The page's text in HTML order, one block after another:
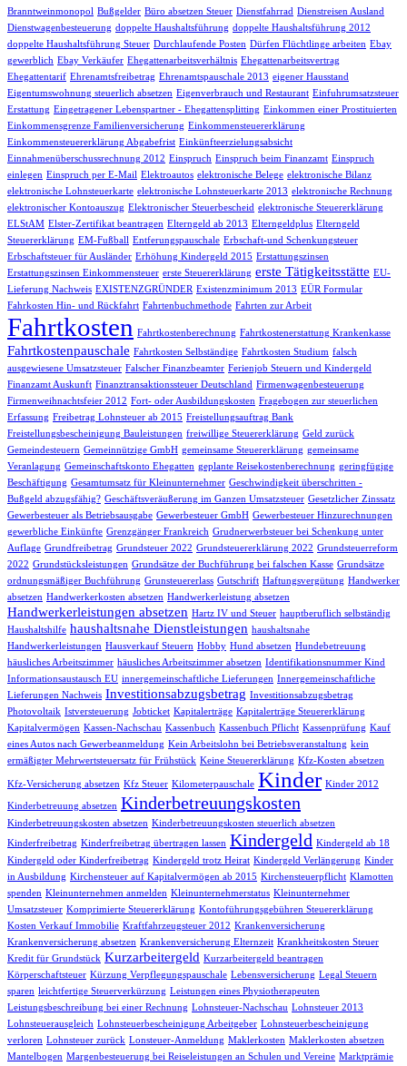
Branntweinmonopol Bußgelder Büro absetzen Steuer Dienstfahrrad Dienstreisen Ausland
Dienstwagenbesteuerung doppelte Haushaltsführung doppelte Haushaltsführung 2012
doppelte Haushaltsführung Steuer Durchlaufende Posten Dürfen Flüchtlinge arbeiten Ebay
gewerblich Ebay Verkäufer Ehegattenarbeitsverhältnis Ehegattenarbeitsvertrag
Ehegattentarif Ehrenamtsfreibetrag Ehrenamtspauschale 2013 eigener Hausstand
Eigentumswohnung steuerlich absetzen Eigenverbrauch und Restaurant Einfuhrumsatzsteuer
Erstattung Eingetragener Lebenspartner - Ehegattensplitting Einkommen einer Prostituierten
Einkommensgrenze Familienversicherung Einkommensteuererklärung
Einkommensteuererklärung Abgabefrist Einkünfteerzielungsabsicht
Einnahmenüberschussrechnung 2012 Einspruch Einspruch beim Finanzamt Einspruch
einlegen Einspruch per E-Mail Elektroautos elektronische Belege elektronische Bilanz
elektronische Lohnsteuerkarte elektronische Lohnsteuerkarte 2013 elektronische Rechnung
elektronischer Kontoauszug Elektronischer Steuerbescheid elektronische Steuererklärung
ELStAM Elster-Zertifikat beantragen Elterngeld ab 2013 Elterngeldplus Elterngeld
Steuererklärung EM-Fußball Entferungspauschale Erbschaft-und Schenkungsteuer
Erbschaftsteuer für Ausländer Erhöhung Kindergeld 2015 Erstattungszinsen
Erstattungszinsen Einkommensteuer erste Steuererklärung erste Tätigkeitsstätte EU-
Lieferung Nachweis EXISTENZGRÜNDER Existenzminimum 2013 EÜR Formular
Fahrkosten Hin- und Rückfahrt Fahrtenbuchmethode Fahrten zur Arbeit
Fahrtkosten Fahrtkostenberechnung Fahrtkostenerstattung Krankenkasse
Fahrtkostenpauschale Fahrtkosten Selbständige Fahrtkosten Studium falsch
ausgewiesene Umsatzsteuer Falscher Finanzbeamter Ferienjob Steuern und Kindergeld
Finanzamt Auskunft Finanztransaktionssteuer Deutschland Firmenwagenbesteuerung
Firmenweihnachtsfeier 2012 Fort- oder Ausbildungskosten Fragebogen zur steuerlichen
Erfassung Freibetrag Lohnsteuer ab 2015 Freistellungsauftrag Bank
Freistellungsbescheinigung Bauleistungen freiwillige Steuererklärung Geld zurück
Gemeindesteuern Gemeinnützige GmbH gemeinsame Steuererklärung gemeinsame
Veranlagung Gemeinschaftskonto Ehegatten geplante Reisekostenberechnung geringfügige
Beschäftigung Gesamtumsatz für Kleinunternehmer Geschwindigkeit überschritten -
Bußgeld abzugsfähig? Geschäftsveräußerung im Ganzen Umsatzsteuer Gesetzlicher Zinssatz
Gewerbesteuer als Betriebsausgabe Gewerbesteuer GmbH Gewerbesteuer Hinzurechnungen
gewerbliche Einkünfte Grenzgänger Frankreich Grudnerwerbsteuer bei Schenkung unter
Auflage Grundfreibetrag Grundsteuer 2022 Grundsteuererklärung 2022 Grundsteuerreform
2022 Grundstücksleistungen Grundsätze der Buchführung bei falschen Kasse Grundsätze
ordnungsmäßiger Buchführung Grunsteuererlass Gutschrift Haftungsvergütung Handwerker
absetzen Handwerkerkosten absetzen Handwerkerleistung absetzen
Handwerkerleistungen absetzen Hartz IV und Steuer hauptberuflich selbständig
Haushaltshilfe haushaltsnahe Dienstleistungen haushaltsnahe
Handwerkerleistungen Hausverkauf Steuern Hobby Hund absetzen Hundebetreuung
häusliches Arbeitszimmer häusliches Arbeitszimmer absetzen Identifikationsnummer Kind
Informationsaustausch EU innergemeinschaftliche Lieferungen Innergemeinschaftliche
Lieferungen Nachweis Investitionsabzugsbetrag Investitionsabzugsbetrag
Photovoltaik Istversteuerung Jobticket Kapitalerträge Kapitalerträge Steuererklärung
Kapitalvermögen Kassen-Nachschau Kassenbuch Kassenbuch Pflicht Kassenprüfung Kauf
eines Autos nach Gewerbeanmeldung Kein Arbeitslohn bei Betriebsveranstaltung kein
ermäßigter Mehrwertsteuersatz für Frühstück Keine Steuererklärung Kfz-Kosten absetzen
Kfz-Versicherung absetzen Kfz Steuer Kilometerpauschale Kinder Kinder 2012
Kinderbetreuung absetzen Kinderbetreuungskosten
Kinderbetreuungskosten absetzen Kinderbetreuungskosten steuerlich absetzen
Kinderfreibetrag Kinderfreibetrag übertragen lassen Kindergeld Kindergeld ab 18
Kindergeld oder Kinderfreibetrag Kindergeld trotz Heirat Kindergeld Verlängerung Kinder
in Ausbildung Kirchensteuer auf Kapitalvermögen ab 2015 Kirchensteuerpflicht Klamotten
spenden Kleinunternehmen anmelden Kleinunternehmerstatus Kleinunternehmer
Umsatzsteuer Komprimierte Steuererklärung Kontoführungsgebühren Steuererklärung
Kosten Verkauf Immobilie Kraftfahrzeugsteuer 2012 Krankenversicherung
Krankenversicherung absetzen Krankenversicherung Elternzeit Krankheitskosten Steuer
Kredit für Grundstück Kurzarbeitergeld Kurzarbeitergeld beantragen
Körperschaftsteuer Kürzung Verpflegungspauschale Lebensversicherung Legal Steuern
sparen leichtfertige Steuerverkürzung Leistungen eines Physiotherapeuten
Leistungsbeschreibung bei einer Rechnung Lohnsteuer-Nachschau Lohnsteuer 2013
Lohnsteuerausgleich Lohnsteuerbescheinigung Arbeitgeber Lohnsteuerbescheinigung
verloren Lohnsteuer zurück Lonsteuer-Anmeldung Maklerkosten Maklerkosten absetzen
Mantelbogen Margenbesteuerung bei Reiseleistungen an Schulen und Vereine Marktprämie